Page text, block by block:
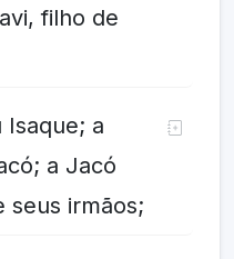
filho de
Isaque; a
a Jacó
seus irmãos;